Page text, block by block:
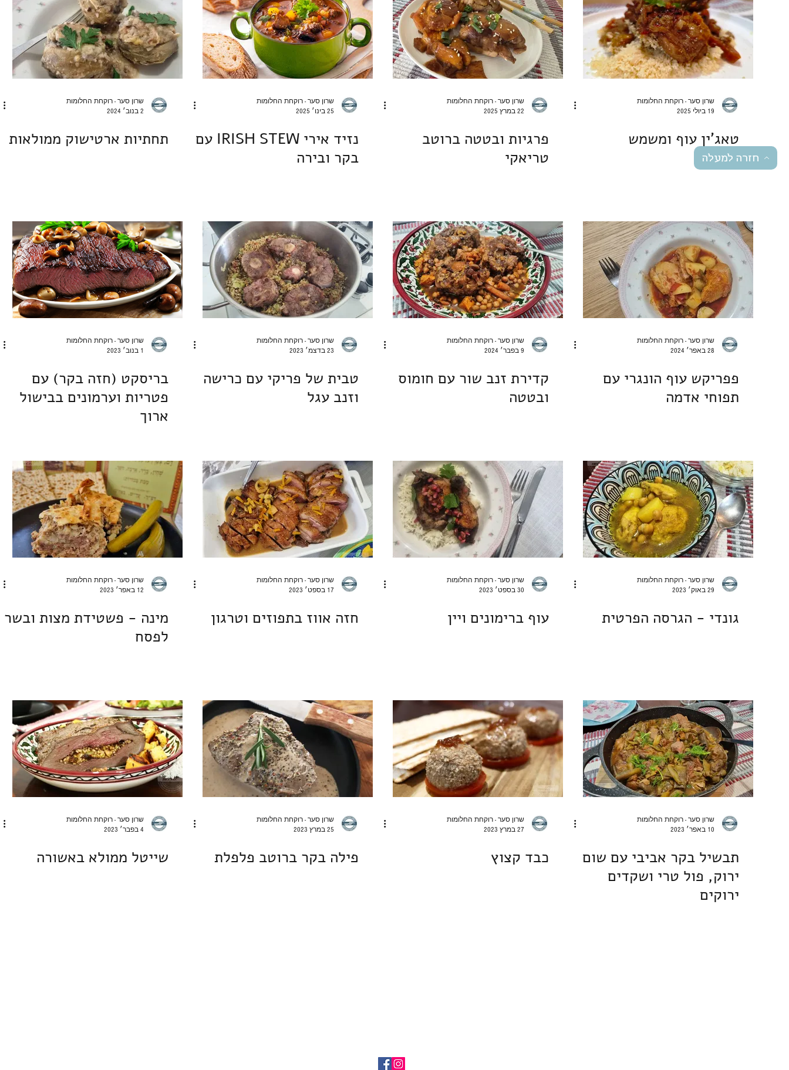
חזרה למעלה
שרון סער - רוקחת החלומות
19 ביולי 2025
טאג'ין עוף ומשמש
שרון סער - רוקחת החלומות
22 במרץ 2025
פרגיות ובטטה ברוטב
טריאקי
שרון סער - רוקחת החלומות
25 בינו׳ 2025
נזיד אירי IRISH STEW עם
בקר ובירה
שרון סער - רוקחת החלומות
2 בנוב׳ 2024
תחתיות ארטישוק ממולאות
שרון סער - רוקחת החלומות
28 באפר׳ 2024
פפריקש עוף הונגרי עם
תפוחי אדמה
שרון סער - רוקחת החלומות
9 בפבר׳ 2024
קדירת זנב שור עם חומוס
ובטטה
שרון סער - רוקחת החלומות
23 בדצמ׳ 2023
טבית של פריקי עם כרישה
וזנב עגל
שרון סער - רוקחת החלומות
1 בנוב׳ 2023
בריסקט (חזה בקר) עם
פטריות וערמונים בבישול
ארוך
שרון סער - רוקחת החלומות
29 באוק׳ 2023
גונדי - הגרסה הפרטית
שרון סער - רוקחת החלומות
30 בספט׳ 2023
עוף ברימונים ויין
שרון סער - רוקחת החלומות
17 בספט׳ 2023
חזה אווז בתפוזים וטרגון
שרון סער - רוקחת החלומות
12 באפר׳ 2023
מינה - פשטידת מצות ובשר
לפסח
שרון סער - רוקחת החלומות
10 באפר׳ 2023
תבשיל בקר אביבי עם שום
ירוק, פול טרי ושקדים
ירוקים
שרון סער - רוקחת החלומות
27 במרץ 2023
כבד קצוץ
שרון סער - רוקחת החלומות
25 במרץ 2023
פילה בקר ברוטב פלפלת
שרון סער - רוקחת החלומות
4 בפבר׳ 2023
שייטל ממולא באשורה